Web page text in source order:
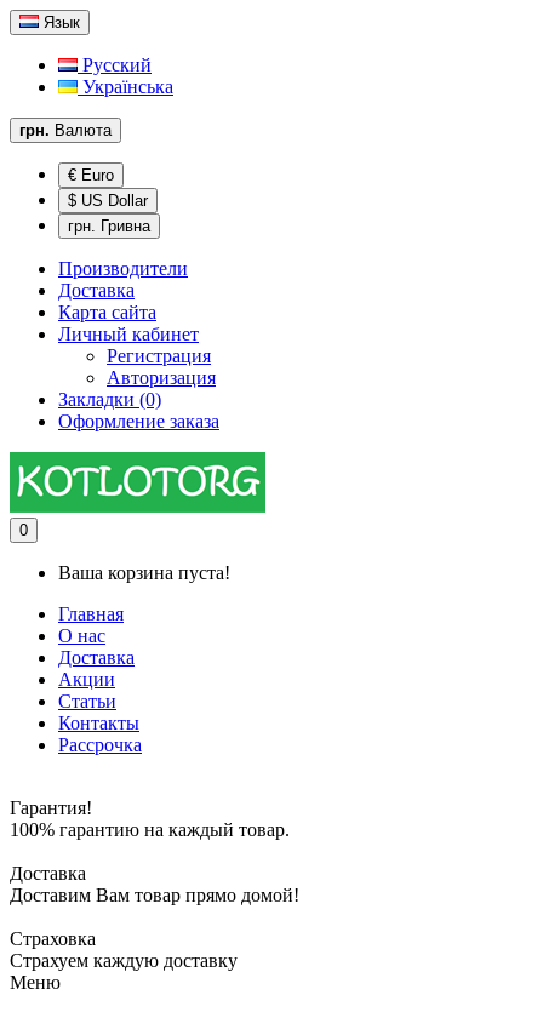
Язык
Русский
Українська
грн. Валюта
€ Euro
$ US Dollar
грн. Гривна
Производители
Доставка
Карта сайта
Личный кабинет
Регистрация
Авторизация
Закладки (0)
Оформление заказа
0
Ваша корзина пуста!
Главная
О нас
Доставка
Акции
Статьи
Контакты
Рассрочка
Гарантия!
100% гарантию на каждый товар.
Доставка
Доставим Вам товар прямо домой!
Страховка
Страхуем каждую доставку
Меню